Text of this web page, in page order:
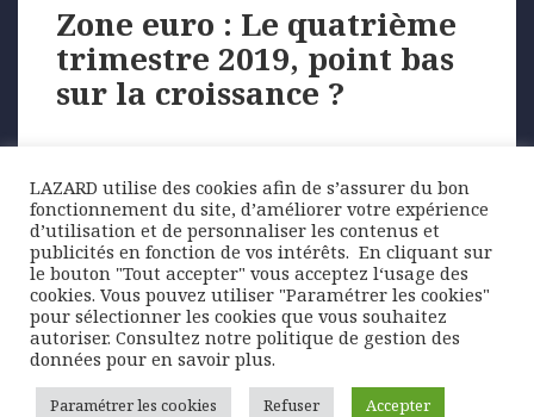
Zone euro : Le quatrième
trimestre 2019, point bas
sur la croissance ?
La première estimation de la croissance de la zone
euro fait état d’une nouvelle décélération de …
Posted
on
4 février 2020 Author
Lazard Freres Gestion Categories
Graphique
de la semaine
Tags
croissance,décélération, PIB,PMI,
quatrième trimestre,Zone Euro
LAZARD utilise des cookies afin de s’assurer du bon
fonctionnement du site, d’améliorer votre expérience
d’utilisation et de personnaliser les contenus et
publicités en fonction de vos intérêts. ​ En cliquant sur
le bouton "Tout accepter" vous acceptez l‘usage des
cookies. Vous pouvez utiliser "Paramétrer les cookies"
pour sélectionner les cookies que vous souhaitez
autoriser. Consultez notre politique de gestion des
données pour en savoir plus.
Paramétrer les cookies Refuser Accepter